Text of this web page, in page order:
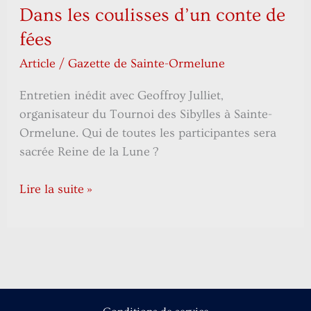
Dans les coulisses d’un conte de
fées
Article /Gazette de Sainte-Ormelune
Entretien inédit avec Geoffroy Julliet,
organisateur du Tournoi des Sibylles à Sainte-
Ormelune. Qui de toutes les participantes sera
sacrée Reine de la Lune ?
Lire la suite »